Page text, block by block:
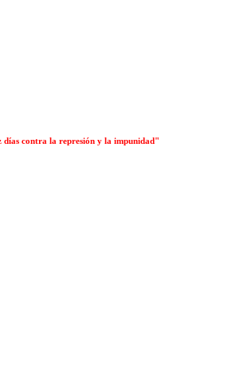
días contra la represión y la impunidad"